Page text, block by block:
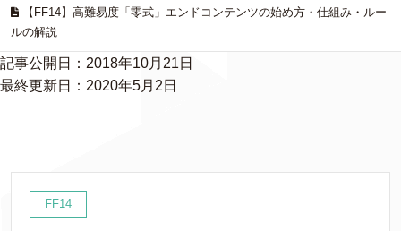
【FF14】高難易度「零式」エンドコンテンツの始め方・仕組み・ルー
ルの解説
記事公開日：2018年10月21日
最終更新日：2020年5月2日
FF14